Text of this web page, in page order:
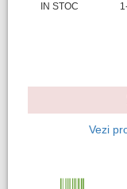
IN STOC
Vezi